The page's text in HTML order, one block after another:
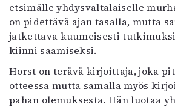
etsimälle yhdysvaltalaiselle
on pidettävä ajan tasalla, mutta
jatkettava kuumeisesti
kiinni saamiseksi.
Horst on terävä kirjoittaja, joka
otteessa mutta samalla myös
pahan olemuksesta. Hän luotaa